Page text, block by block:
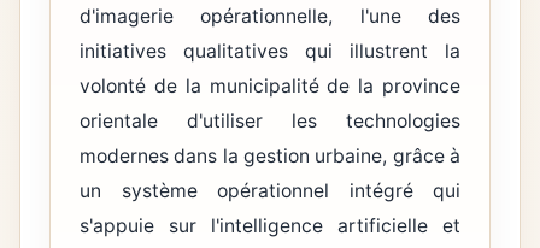
d'imagerie opérationnelle, l'une des
initiatives qualitatives qui illustrent la
volonté de la municipalité de la province
orientale d'utiliser les technologies
modernes dans la gestion urbaine, grâce à
un système opérationnel intégré qui
s'appuie sur l'intelligence artificielle et